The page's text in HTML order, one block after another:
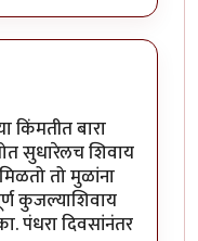
किंमतीत बारा
सुधारेलच शिवाय
तो मुळांना
कुजल्याशिवाय
पंधरा दिवसांनंतर